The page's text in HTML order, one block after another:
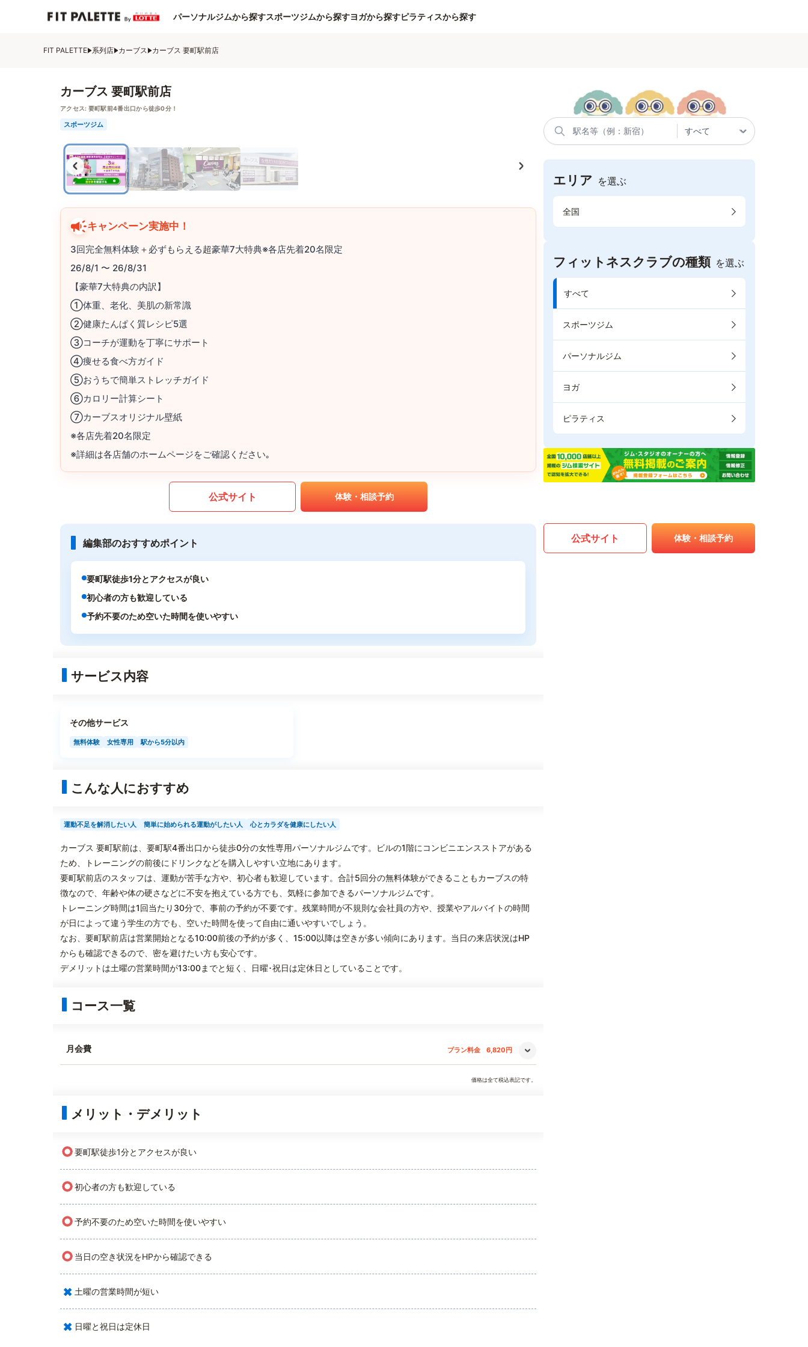
パーソナルジムから探すスポーツジムから探すヨガから探すピラティスから探す
FIT PALETTE 系列店 カーブス カーブス 要町駅前店
カーブス 要町駅前店
アクセス: 要町駅前4番出口から徒歩0分！
スポーツジム
キャンペーン実施中！
3回完全無料体験＋必ずもらえる超豪華7大特典※各店先着20名限定
26/8/1 〜 26/8/31
【豪華7大特典の内訳】
①体重、老化、美肌の新常識
②健康たんぱく質レシピ5選
③コーチが運動を丁寧にサポート
④痩せる食べ方ガイド
⑤おうちで簡単ストレッチガイド
⑥カロリー計算シート
⑦カーブスオリジナル壁紙
※各店先着20名限定
※詳細は各店舗のホームページをご確認ください｡
公式サイト 体験・相談予約
編集部のおすすめポイント
要町駅徒歩1分とアクセスが良い
初心者の方も歓迎している
予約不要のため空いた時間を使いやすい
サービス内容
その他サービス
無料体験 女性専用 駅から5分以内
こんな人におすすめ
運動不足を解消したい人 簡単に始められる運動がしたい人 心とカラダを健康にしたい人
カーブス 要町駅前は、要町駅4番出口から徒歩0分の女性専用パーソナルジムです。ビルの1階にコンビニエンスストアがある
ため、トレーニングの前後にドリンクなどを購入しやすい立地にあります。
要町駅前店のスタッフは、運動が苦手な方や、初心者も歓迎しています。合計5回分の無料体験ができることもカーブスの特
徴なので、年齢や体の硬さなどに不安を抱えている方でも、気軽に参加できるパーソナルジムです。
トレーニング時間は1回当たり30分で、事前の予約が不要です。残業時間が不規則な会社員の方や、授業やアルバイトの時間
が日によって違う学生の方でも、空いた時間を使って自由に通いやすいでしょう。
なお、要町駅前店は営業開始となる10:00前後の予約が多く、15:00以降は空きが多い傾向にあります。当日の来店状況はHP
からも確認できるので、密を避けたい方も安心です。
デメリットは土曜の営業時間が13:00までと短く、日曜･祝日は定休日としていることです。
コース一覧
月会費 プラン料金 6,820円
価格は全て税込表記です。
メリット・デメリット
○要町駅徒歩1分とアクセスが良い
○初心者の方も歓迎している
○予約不要のため空いた時間を使いやすい
○ 当日の空き状況をHPから確認できる
× 土曜の営業時間が短い
× 日曜と祝日は定休日
エリア を選ぶ
全国
フィットネスクラブの種類 を選ぶ
すべて
スポーツジム
パーソナルジム
ヨガ
ピラティス
公式サイト 体験・相談予約